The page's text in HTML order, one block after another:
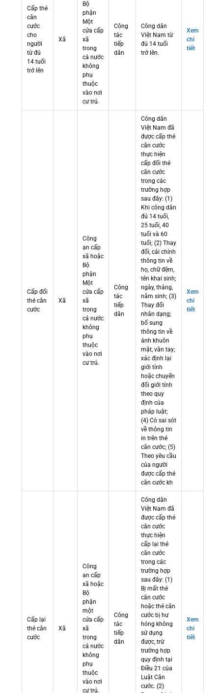
Cấp thẻ
căn
cước
cho
người
từ đủ
14 tuổi
trở lên
Xã
Bộ
phận
Một
cửa cấp
xã
trong
cả nước
không
phụ
thuộc
vào nơi
cư trú.
Công
tác
tiếp
dân
Công dân
Việt Nam từ
đủ 14 tuổi
trở lên.
Xem
chi
tiết
Cấp đổi
thẻ căn
cước
Xã
Công
an cấp
xã hoặc
Bộ
phận
Một
cửa cấp
xã
trong
cả nước
không
phụ
thuộc
vào nơi
cư trú.
Công
tác
tiếp
dân
Công dân
Việt Nam đã
được cấp thẻ
căn cước
thực hiện
cấp đổi thẻ
căn cước
trong các
trường hợp
sau đây: (1)
Khi công dân
đủ 14 tuổi,
25 tuổi, 40
tuổi và 60
tuổi; (2) Thay
đổi, cải chính
thông tin về
họ, chữ đệm,
tên khai sinh;
ngày, tháng,
năm sinh; (3)
Thay đổi
nhân dạng;
bổ sung
thông tin về
ảnh khuôn
mặt, vân tay;
xác định lại
giới tính
hoặc chuyển
đổi giới tính
theo quy
định của
pháp luật;
(4) Có sai sót
về thông tin
in trên thẻ
căn cước; (5)
Theo yêu cầu
của người
được cấp thẻ
căn cước kh
Xem
chi
tiết
Cấp lại
thẻ căn
cước
Xã
Công
an cấp
xã hoặc
Bộ
phận
một
cửa cấp
xã
trong
cả nước
không
phụ
thuộc
vào nơi
cư trú.
Công
tác
tiếp
dân
Công dân
Việt Nam đã
được cấp thẻ
căn cước
thực hiện
cấp lại thẻ
căn cước
trong các
trường hợp
sau đây: (1)
Bị mất thẻ
căn cước
hoặc thẻ căn
cước bị hư
hỏng không
sử dụng
được, trừ
trường hợp
quy định tại
Điều 21 của
Luật Căn
cước. (2)
Xem
chi
tiết